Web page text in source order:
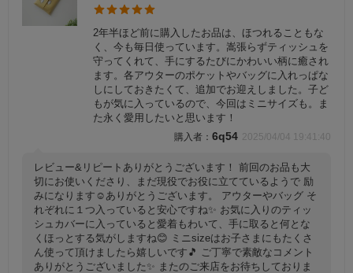
2年半ほど前に購入したお品は、ほつれることもな
く、今も毎日使っています。嵩張らずティッシュを
守ってくれて、手にするたびにかわいい柄に癒され
ます。各アウターのポケットやバッグに入れっぱな
しにしておきたくて、追加でお迎えしました。子ど
もが気に入っているので、今回はミニサイズも。ま
た永く愛用したいと思います！
6q54 2025/04/04 19:41:40
レビュー&リピートありがとうございます！ 前回のお品も大
切にお使いくださり、まだ現役でお役に立てているようで 励
みになります☺️ありがとうございます。 アウターやバッグ そ
れぞれに１つ入っていると安心ですね✨ お気に入りのティッ
シュカバーに入っていると愛着もわいて、手に取ると何とな
くほっとする気がしますね😊 ミニsizeはお子さまにもたくさ
ん使って頂けましたら嬉しいです🎵 ご丁寧で素敵なコメント
ありがとうございました✨ またのご来店をお待ちしておりま